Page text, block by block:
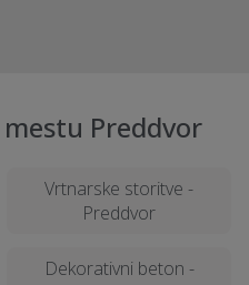
Preddvor
Vrtnarske storitve -
Preddvor
Dekorativni beton -